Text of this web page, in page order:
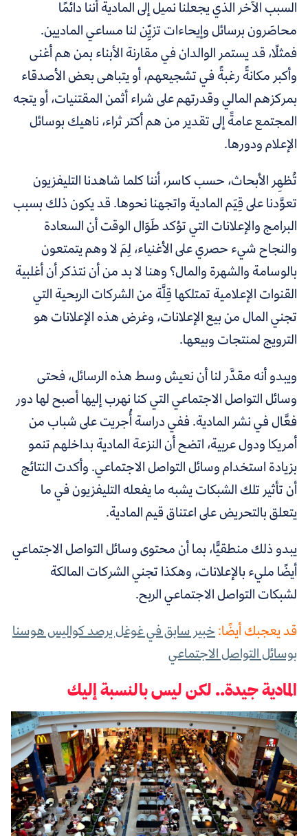
السبب الآخر الذي يجعلنا نميل إلى المادية أننا دائمًا
محاصَرون برسائل وإيحاءات تزيِّن لنا مساعي الماديين.
فمثلًا، قد يستمر الوالدان في مقارنة الأبناء بمن هم أغنى
وأكبر مكانةً رغبةً في تشجيعهم، أو يتباهى بعض الأصدقاء
بمركزهم المالي وقدرتهم على شراء أثمن المقتنيات، أو يتجه
المجتمع عامةً إلى تقدير من هم أكتر ثراء، ناهيك بوسائل
الإعلام ودورها.
تُظهِر الأبحاث، حسب كاسر، أننا كلما شاهدنا التليفزيون
تعوَّدنا على قِيَم المادية واتجهنا نحوها. قد يكون ذلك بسبب
البرامج والإعلانات التي تؤكد طَوَال الوقت أن السعادة
والنجاح شيء حصري على الأغنياء، لِمَ لا وهم يتمتعون
بالوسامة والشهرة والمال؟ وهنا لا بد من أن نتذكر أن أغلبية
القنوات الإعلامية تمتلكها قِلَّة من الشركات الربحية التي
تجني المال من بيع الإعلانات، وغرض هذه الإعلانات هو
الترويج لمنتجات وبيعها.
ويبدو أنه مقدَّر لنا أن نعيش وسط هذه الرسائل، فحتى
وسائل التواصل الاجتماعي التي كنا نهرب إليها أصبح لها دور
فعَّال في نشر المادية. ففي دراسة أُجريت على شباب من
أمريكا ودول عربية، اتضح أن النزعة المادية بداخلهم تنمو
بزيادة استخدام وسائل التواصل الاجتماعي. وأكدت النتائج
أن تأثير تلك الشبكات يشبه ما يفعله التليفزيون في ما
يتعلق بالتحريض على اعتناق قيم المادية.
يبدو ذلك منطقيًّا، بما أن محتوى وسائل التواصل الاجتماعي
أيضًا مليء بالإعلانات، وهكذا تجني الشركات المالكة
لشبكات التواصل الاجتماعي الربح.
قد يعجبك أيضًا:خبير سابق في غوغل يرصد كواليس هوسنا
بوسائل التواصل الاجتماعي
المادية جيدة.. لكن ليس بالنسبة إليك